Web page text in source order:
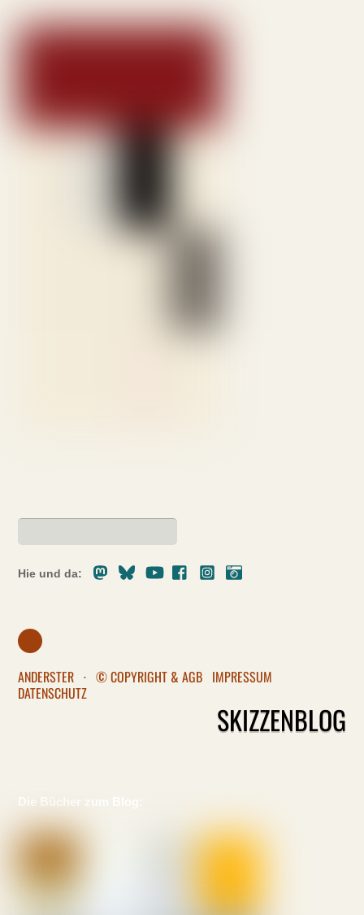
Hie und da:
MastodonBlueskyYoutubeFacebookInstagram
ANDERSTER · © COPYRIGHT & AGB IMPRESSUM
DATENSCHUTZ
SKIZZENBLOG
Die Bücher zum Blog: